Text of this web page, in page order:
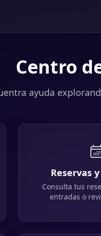
Centro
ayuda
Reservas
Consulta tus
entradas o